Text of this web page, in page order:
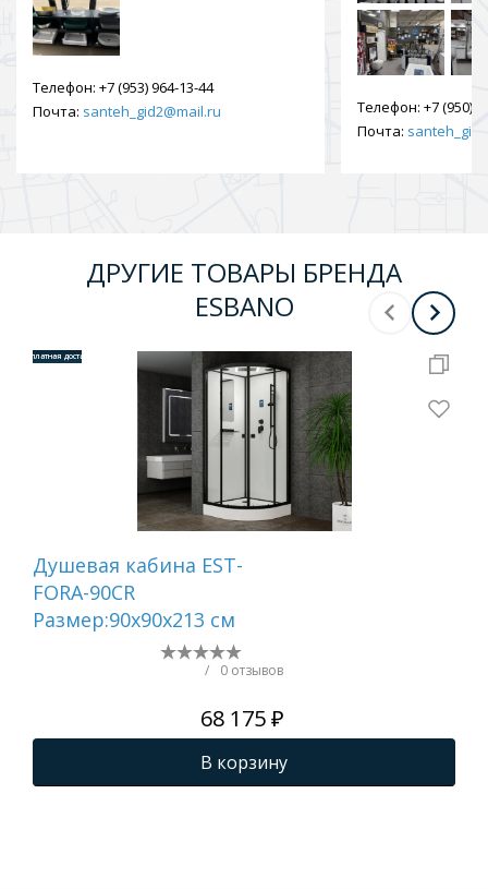
Телефон: +7 (953) 964-13-44
Почта: santeh_gid2@mail.ru Телефон: +7 (950)
Почта:
ДРУГИЕ ТОВАРЫ БРЕНДА
ESBANO
Бесплатная доставка
Душевая кабина EST-
FORA-90CR
Размер:90х90х213 см
/ 0 отзывов
68 175 ₽
В корзину
Бесплатная